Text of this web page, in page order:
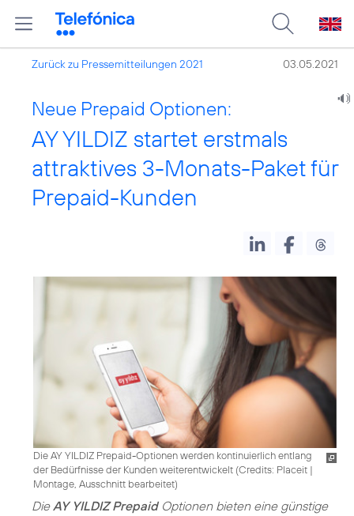
Zurück zu Pressemitteilungen 2021 03.05.2021
Neue Prepaid Optionen:
AY YILDIZ startet erstmals
attraktives 3-Monats-Paket für
Prepaid-Kunden
Die AY YILDIZ Prepaid-Optionen werden kontinuierlich entlang
der Bedürfnisse der Kunden weiterentwickelt (Credits: Placeit |
Montage, Ausschnitt bearbeitet)
DieAY YILDIZ PrepaidOptionen bieten eine günstige